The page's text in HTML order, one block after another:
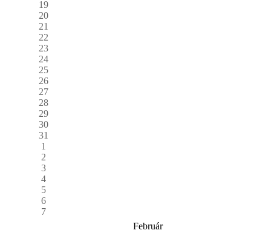
19
20
21
22
23
24
25
26
27
28
29
30
31
1
2
3
4
5
6
7
Február